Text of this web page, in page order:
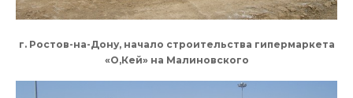
г. Ростов-на-Дону, начало строительства гипермаркета
«О,Кей» на Малиновского